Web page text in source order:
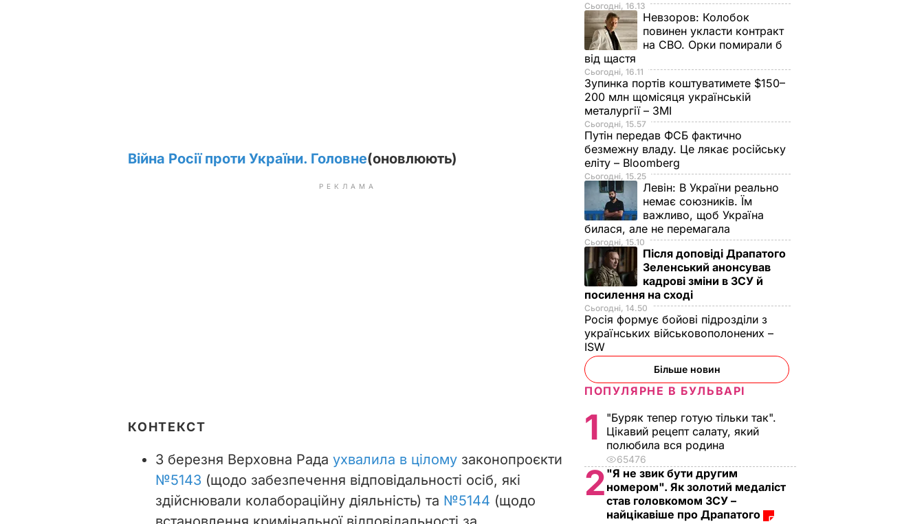
Війна Росії проти України. Головне(оновлюють)
РЕКЛАМА
КОНТЕКСТ
3 березня Верховна Рада ухвалила в цілому законопроєкти
№5143 (щодо забезпечення відповідальності осіб, які
здійснювали колабораційну діяльність) та №5144 (щодо
Сьогодні, 16.13
Невзоров: Колобок
повинен укласти контракт
на СВО. Орки помирали б
від щастя
Сьогодні, 16.11
Зупинка портів коштуватимете $150–
200 млн щомісяця українській
металургії – ЗМІ
Сьогодні, 15.57
Путін передав ФСБ фактично
безмежну владу. Це лякає російську
еліту – Bloomberg
Сьогодні, 15.25
Левін: В України реально
немає союзників. Їм
важливо, щоб Україна
билася, але не перемагала
Сьогодні, 15.10
Після доповіді Драпатого
Зеленський анонсував
кадрові зміни в ЗСУ й
посилення на сході
Сьогодні, 14.50
Росія формує бойові підрозділи з
українських військовополонених –
ISW
Більше новин
ПОПУЛЯРНЕ В БУЛЬВАРІ
1
"Буряк тепер готую тільки так".
Цікавий рецепт салату, який
полюбила вся родина
65476
2 "Я не звик бути другим
номером". Як золотий медаліст
став головкомом ЗСУ –
найцікавіше про Драпатого